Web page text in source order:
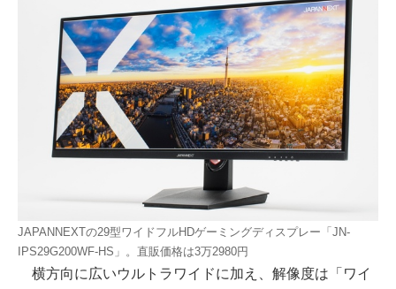
JAPANNEXTの29型ワイドフルHDゲーミングディスプレー「JN-
IPS29G200WF-HS」。直販価格は3万2980円
横方向に広いウルトラワイドに加え、解像度は「ワイ